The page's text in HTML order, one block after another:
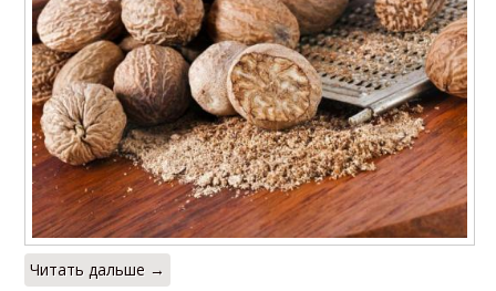
Читать дальше →